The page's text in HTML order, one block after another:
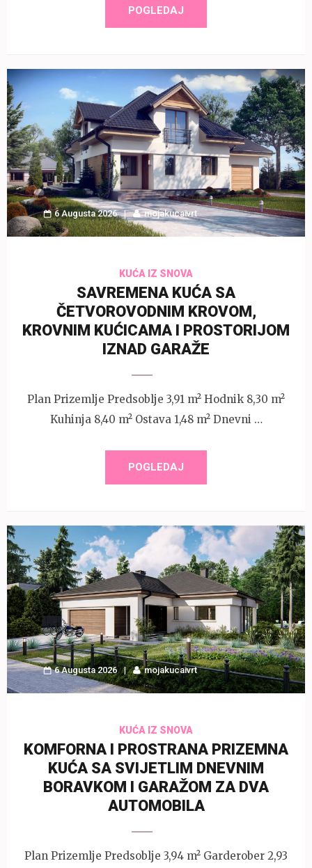
POGLEDAJ
6 Augusta 2026 mojakucaivrt
KUĆA IZ SNOVA
SAVREMENA KUĆA SA
ČETVOROVODNIM KROVOM,
KROVNIM KUĆICAMA I PROSTORIJOM
IZNAD GARAŽE
Plan Prizemlje Predsoblje 3,91 m² Hodnik 8,30 m²
Kuhinja 8,40 m² Ostava 1,48 m² Dnevni …
POGLEDAJ
6 Augusta 2026 mojakucaivrt
KUĆA IZ SNOVA
KOMFORNA I PROSTRANA PRIZEMNA
KUĆA SA SVIJETLIM DNEVNIM
BORAVKOM I GARAŽOM ZA DVA
AUTOMOBILA
Plan Prizemlje Predsoblje 3,94 m² Garderober 2,93